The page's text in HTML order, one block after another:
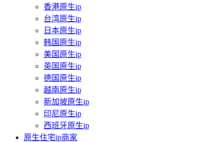
香港原生ip
台湾原生ip
日本原生ip
韩国原生ip
美国原生ip
英国原生ip
德国原生ip
越南原生ip
新加坡原生ip
印尼原生ip
西班牙原生ip
原生住宅ip商家